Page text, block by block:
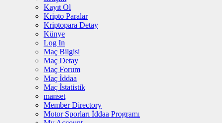
Kayıt Ol
Kripto Paralar
Kriptopara Detay
Künye
Log In
Maç Bilgisi
Maç Detay
Maç Forum
Maç İddaa
Maç İstatistik
manset
Member Directory
Motor Sporları İddaa Programı